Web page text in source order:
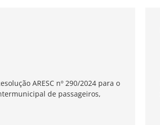
ARESC nº 290/2024 para o
de passageiros,